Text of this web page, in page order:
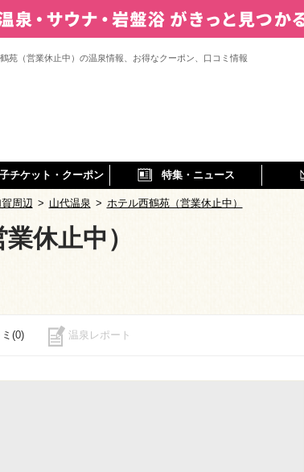
苑（営業休止中）の温泉情報、お得なクーポン、口コミ情報
チケット・クーポン 特集・ニュース
賀周辺 > 山代温泉 > ホテル西鶴苑（営業休止中）
休止中）
(0) 温泉レポート